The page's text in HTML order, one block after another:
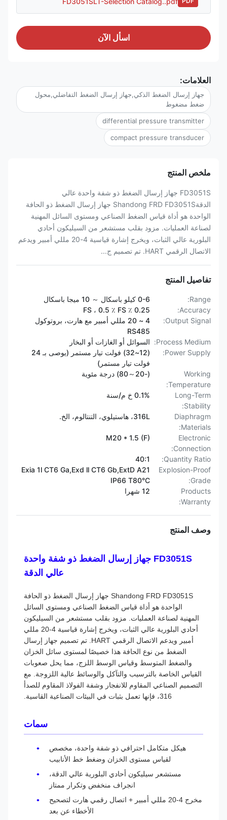
اسأل الآن
العلامات:
جهاز إرسال الضغط الذكي,جهاز إرسال الضغط التفاضلي,محول
ضغط مضغوط
differential pressure transmitter
compact pressure transducer
ملخص المنتج
FD3051S جهاز إرسال الضغط ذو شفة واحدة عالي
الدقةShandong FRD FD3051S جهاز إرسال الضغط ذو الحافة
الواحدة هو أداة قياس الضغط الصناعي ومستوى السائل المهنية
لصناعة العمليات. مزود بقلب مستشعر من السيليكون أحادي
البلورية عالي الثبات، ويخرج إشارة قياسية 4-20 مللي أمبير ويدعم
الاتصال الرقمي HART. تم تصميم ج...
تفاصيل المنتج
Range:
Accuracy:
Output Signal:
4 ~ 20 مللي أمبير مع هارت، بروتوكول
RS485
Process Medium:
السوائل أو الغازات أو البخار
Power Supply:
(12~32) فولت تيار مستمر (يوصى بـ 24
فولت تيار مستمر)
Working
Temperature:
Long-Term
Stability:
Diaphragm
Materials:
Electronic
Connection:
M20 * 1.5 (F)
Quantity Ratio:
40:1
Explosion-Proof
Grade:
Exia 1l CT6 Ga,Exd ll CT6 Gb,ExtD A21
IP66 T80°C
Products
Warranty:
وصف المنتج
FD3051S جهاز إرسال الضغط ذو شفة واحدة
عالي الدقة
Shandong FRD FD3051S جهاز إرسال الضغط ذو الحافة
الواحدة هو أداة قياس الضغط الصناعي ومستوى السائل
المهنية لصناعة العمليات. مزود بقلب مستشعر من السيليكون
أحادي البلورية عالي الثبات، ويخرج إشارة قياسية 4-20 مللي
أمبير ويدعم الاتصال الرقمي HART. تم تصميم جهاز إرسال
الضغط من نوع الحافة هذا خصيصًا لمستوى سائل الخزان
والضغط المتوسط ​​وقياس الوسط اللزج، مما يحل صعوبات
القياس الخاصة بالترسيب والتآكل والوسائط عالية اللزوجة. مع
التصميم الصناعي المقاوم للانفجار وشفة الفولاذ المقاوم للصدأ
سمات
هيكل متكامل احترافي ذو شفة واحدة، مخصص
لقياس مستوى الخزان وضغط خط الأنابيب
مستشعر سيليكون أحادي البلورية عالي الدقة،
انجراف منخفض وتكرار ممتاز
مخرج 4-20 مللي أمبير + اتصال رقمي هارت لتصحيح
الأخطاء عن بعد